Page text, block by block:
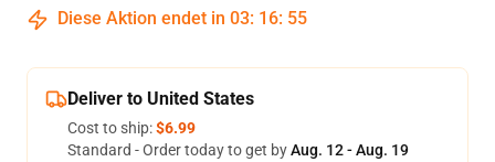
Diese Aktion endet in 03: 16: 54
Deliver to United States
Cost to ship:$6.99
Standard - Order today to get byAug. 12 - Aug. 19